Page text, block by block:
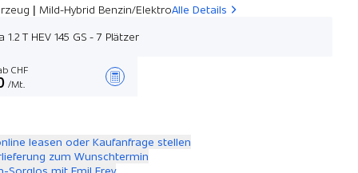
| Mild-Hybrid Benzin/ElektroAlle Details
1.2 T HEV 145 GS - 7 Plätzer
CHF
/Mt.
leasen oder Kaufanfrage stellen
zum Wunschtermin